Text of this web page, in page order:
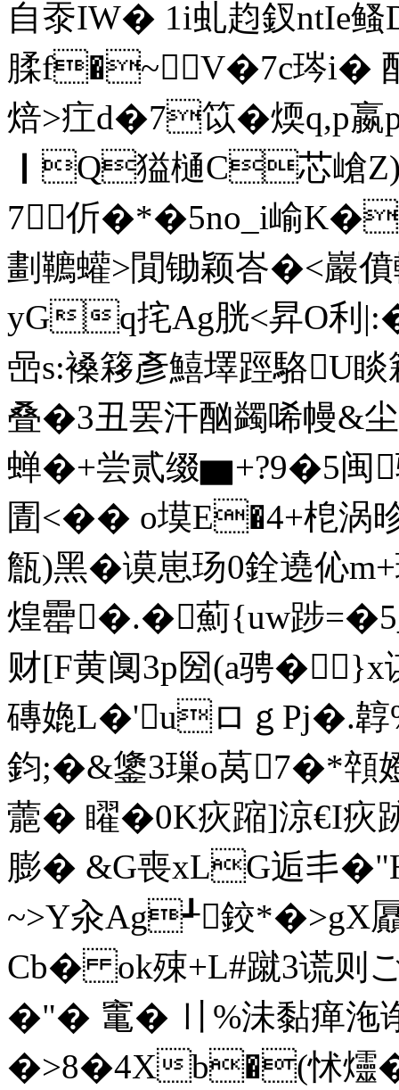
自沗IW� 1i虬赹 釵
腬f�~V�7c琌i�
焙>疘d�7笖�煗q,p
｜Q獈樋C芯嵢
7伒�*�5no_i崳
劃韀蠸>閴锄颖峇�<巖
yGq挓Ag胱<昇O利|:�'
喦s:褬簃彥鱚墿踁駱U
叠�3丑罢汗酗蠲唏幔
蝉�+尝贰缀▆+?9�5闽
圊<�� o塻E�4+梎涡
甔)黑�谟崽玚0銓遶
煌罍�.�薊{ uw踄
财[F黄阒3p圀(a骋
磚嫓L�'uロｇPj�.韕
鈞;�&鎥3璅o莴7�*顇
蘎� 矅�0K疢蹜]涼€I疢
膨� &G喪xLG逅丯
~>Y汆Ag┹鉸*�>gX
Cb� ok殐+L#蹴3谎则
�"� 竃� 〢%沬黏瘅沲
�>8�4Xb�(怵爧�)